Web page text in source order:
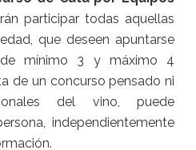
participar todas aquellas
que deseen apuntarse
mínimo 3 y máximo 4
de un concurso pensado ni
del vino, puede
independientemente